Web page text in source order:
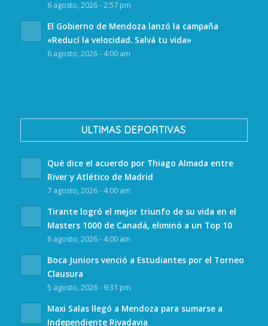
6 agosto, 2026 - 2:57 pm
El Gobierno de Mendoza lanzó la campaña
«Reducí la velocidad. Salvá tu vida»
6 agosto, 2026 - 4:00 am
ULTIMAS DEPORTIVAS
Qué dice el acuerdo por Thiago Almada entre
River y Atlético de Madrid
7 agosto, 2026 - 4:00 am
Tirante logró el mejor triunfo de su vida en el
Masters 1000 de Canadá, eliminó a un Top 10
6 agosto, 2026 - 4:00 am
Boca Juniors venció a Estudiantes por el Torneo
Clausura
5 agosto, 2026 - 9:31 pm
Maxi Salas llegó a Mendoza para sumarse a
Independiente Rivadavia